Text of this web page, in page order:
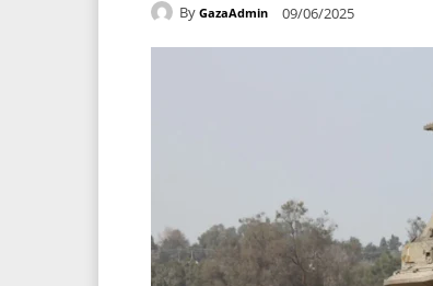
By GazaAdmin 09/06/2025